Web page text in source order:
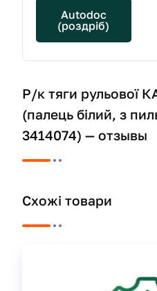
Autodoc
(роздріб)
Р/к тяги рульової
(палець білий, з
3414074) — отзывы
Схожі товари